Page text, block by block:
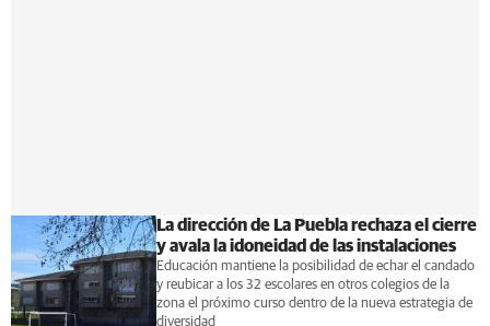
La dirección de La Puebla rechaza el cierre
y avala la idoneidad de las instalaciones
Educación mantiene la posibilidad de echar el candado
y reubicar a los 32 escolares en otros colegios de la
zona el próximo curso dentro de la nueva estrategia de
diversidad